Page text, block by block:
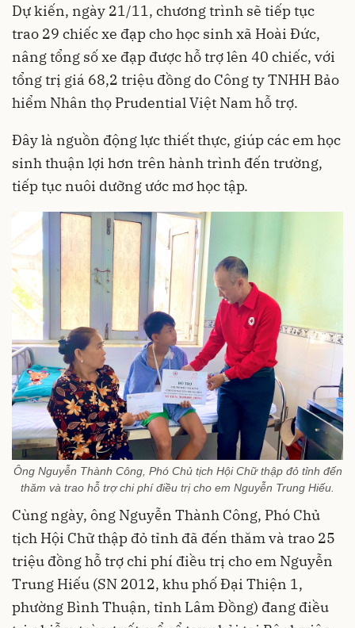
Dự kiến, ngày 21/11, chương trình sẽ tiếp tục
trao 29 chiếc xe đạp cho học sinh xã Hoài Đức,
nâng tổng số xe đạp được hỗ trợ lên 40 chiếc, với
tổng trị giá 68,2 triệu đồng do Công ty TNHH Bảo
hiểm Nhân thọ Prudential Việt Nam hỗ trợ.
Đây là nguồn động lực thiết thực, giúp các em học
sinh thuận lợi hơn trên hành trình đến trường,
tiếp tục nuôi dưỡng ước mơ học tập.
Ông Nguyễn Thành Công, Phó Chủ tịch Hội Chữ thập đỏ tỉnh đến
thăm và trao hỗ trợ chi phí điều trị cho em Nguyễn Trung Hiếu.
Cùng ngày, ông Nguyễn Thành Công, Phó Chủ
tịch Hội Chữ thập đỏ tỉnh đã đến thăm và trao 25
triệu đồng hỗ trợ chi phí điều trị cho em Nguyễn
Trung Hiếu (SN 2012, khu phố Đại Thiện 1,
phường Bình Thuận, tỉnh Lâm Đồng) đang điều